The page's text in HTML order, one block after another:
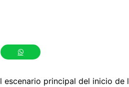
escenario principal del inicio de